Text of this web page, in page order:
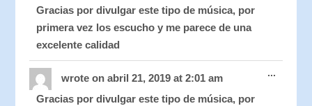
Gracias por divulgar este tipo de música, por
primera vez los escucho y me parece de una
excelente calidad
wrote on abril 21, 2019 at 2:01 am
Gracias por divulgar este tipo de música, por
...this